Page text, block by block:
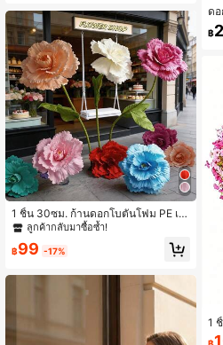
ก ดูเหมือนดอกกุหลาบจริง ตกแต่งวันเกิ
ด ฉากหลังถ่ายภาพ อุปกรณ์งาน ตกแต่
งผนังสวนกลางแจ้ง งานแต่งงานเจ้าสา
ว งานปาร์ตี้สาวโสด ตกแต่งคริสต์มาส
ปีใหม่ (ไม่รวมฐาน)
1 ชิ้น 30ซม. ก้านดอกโบตั๋นโฟม PE เที
ยม, ของตกแต่งฉากหลังงานแต่งงาน, ฉ
ากหลังทางเดินกำแพงสวนดอกโบตั๋น, อุ
ปกรณ์ประกอบฉากถ่ายภาพเวทีปาร์ตี้,
งบ้าน (เฉพาะหัวดอกไม้)
ลูกค้ากลับมาซื้อซ้ำ!
฿99 -17%
ด
ะ
ลา
฿
1
ส